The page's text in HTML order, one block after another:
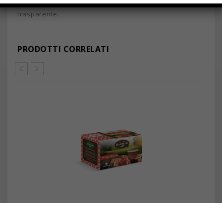
trasparente.
PRODOTTI CORRELATI